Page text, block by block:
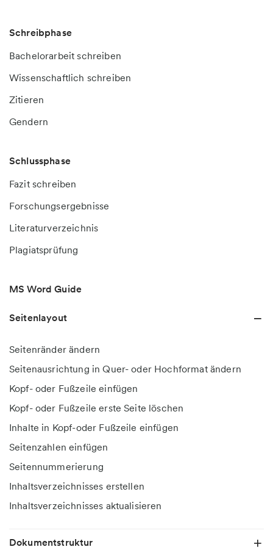
Schreibphase
Bachelorarbeit schreiben
Wissenschaftlich schreiben
Zitieren
Gendern
Schlussphase
Fazit schreiben
Forschungsergebnisse
Literaturverzeichnis
Plagiatsprüfung
MS Word Guide
Seitenlayout
Seitenränder ändern
Seitenausrichtung in Quer- oder Hochformat ändern
Kopf- oder Fußzeile einfügen
Kopf- oder Fußzeile erste Seite löschen
Inhalte in Kopf-oder Fußzeile einfügen
Seitenzahlen einfügen
Seitennummerierung
Inhaltsverzeichnisses erstellen
Inhaltsverzeichnisses aktualisieren
Dokumentstruktur